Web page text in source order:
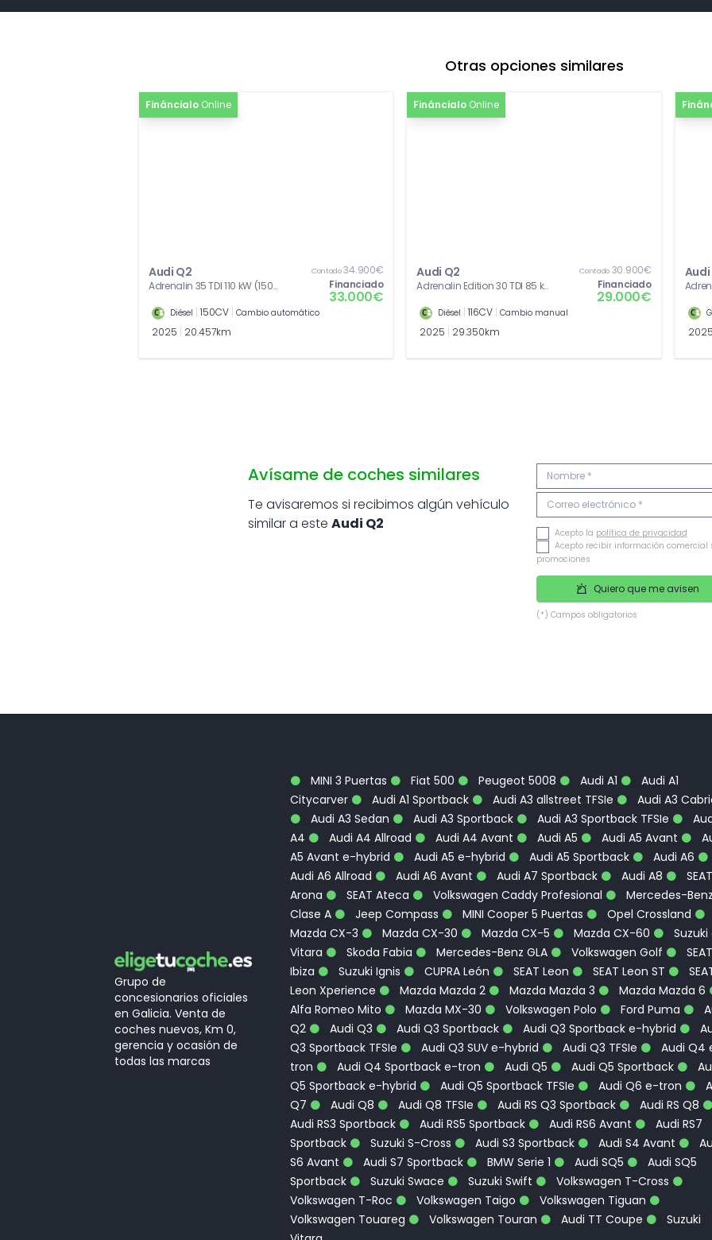
Otras opciones similares
Fináncialo Online
Audi Q2
Adrenalin 35 TDI 110 kW (150
Contado34.900€
Financiado
33.000€
Diésel 150CV Cambio automático
2025 20.457km
Fináncialo Online
Audi Q2
Adrenalin Edition 30 TDI 85 kW
Contado 30.900€
Financiado
29.000€
Diésel 116CV Cambio manual
2025 29.350km
Audi
2025
Avísame de coches similares
Te avisaremos si recibimos algún vehículo
similar a este Audi Q2
Acepto la política de privacidad
Acepto recibir información comercial
promociones
Quiero que me avisen
(*) Campos obligatorios
Grupo de
concesionarios oficiales
en Galicia. Venta de
coches nuevos, Km 0,
gerencia y ocasión de
todas las marcas
MINI 3 Puertas Fiat 500 Peugeot 5008 Audi A1
Audi A1
Citycarver
Audi A1 Sportback Audi A3 allstreet TFSIe
Audi A3
Audi A3 Sedan
Audi A3 Sportback Audi A3 Sportback TFSIe
A4
Audi A4 Allroad Audi A4 Avant Audi A5 Audi A5 Avant
A5 Avant e-hybrid
Audi A5 e-hybrid Audi A5 Sportback
Audi A6
Audi A6 Allroad
Audi A6 Avant Audi A7 Sportback Audi A8
SEAT
Arona
SEAT Ateca Volkswagen Caddy Profesional
Mercedes-Benz
Clase A
Jeep Compass MINI Cooper 5 Puertas
Opel Crossland
Mazda CX-3
Mazda CX-30 Mazda CX-5 Mazda CX-60
Suzuki
Vitara
Skoda Fabia Mercedes-Benz GLA Volkswagen Golf
SEAT
Ibiza
Suzuki Ignis CUPRA León SEAT Leon SEAT Leon ST
Leon Xperience
Mazda Mazda 2 Mazda Mazda 3
Mazda Mazda 6
Alfa Romeo Mito
Mazda MX-30 Volkswagen Polo Ford Puma
Q2
Audi Q3 Audi Q3 Sportback Audi Q3 Sportback e-hybrid
Q3 Sportback TFSIe
Audi Q3 SUV e-hybrid Audi Q3 TFSIe
Audi Q4
tron
Audi Q4 Sportback e-tron Audi Q5 Audi Q5 Sportback
Q5 Sportback e-hybrid
Audi Q5 Sportback TFSIe Audi Q6 e-tron
Q7
Audi Q8 Audi Q8 TFSIe Audi RS Q3 Sportback
Audi RS Q8
Audi RS3 Sportback
Audi RS5 Sportback Audi RS6 Avant
Audi RS7
Sportback
Suzuki S-Cross Audi S3 Sportback Audi S4 Avant
S6 Avant
Audi S7 Sportback BMW Serie 1 Audi SQ5
Audi SQ5
Sportback
Suzuki Swace Suzuki Swift
Volkswagen T-Cross
Volkswagen T-Roc
Volkswagen Taigo
Volkswagen Tiguan
Volkswagen Touareg
Volkswagen Touran Audi TT Coupe
Suzuki